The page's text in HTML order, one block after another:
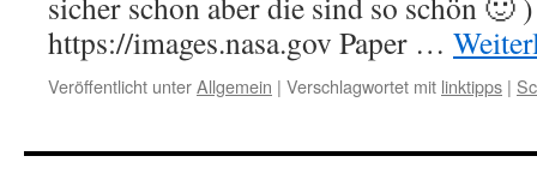
https://images.nasa.gov Paper …
Veröffentlicht unterAllgemein | Verschlagwortet mit linktipps |